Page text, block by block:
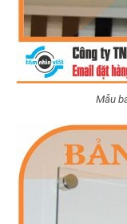
Mẫu